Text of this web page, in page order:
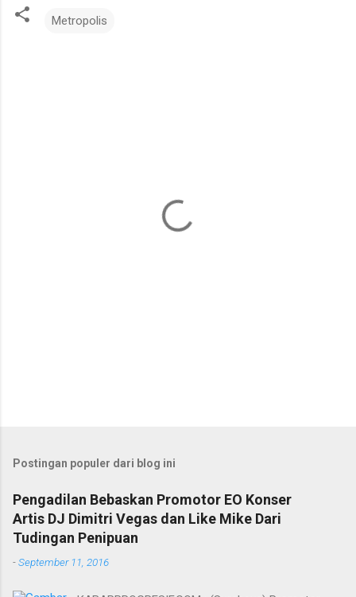
Metropolis
Postingan populer dari blog ini
Pengadilan Bebaskan Promotor EO Konser
Artis DJ Dimitri Vegas dan Like Mike Dari
Tudingan Penipuan
-September 11, 2016